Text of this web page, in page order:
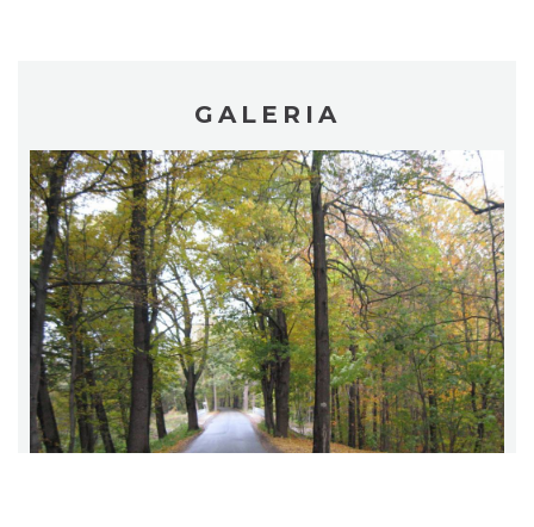
GALERIA